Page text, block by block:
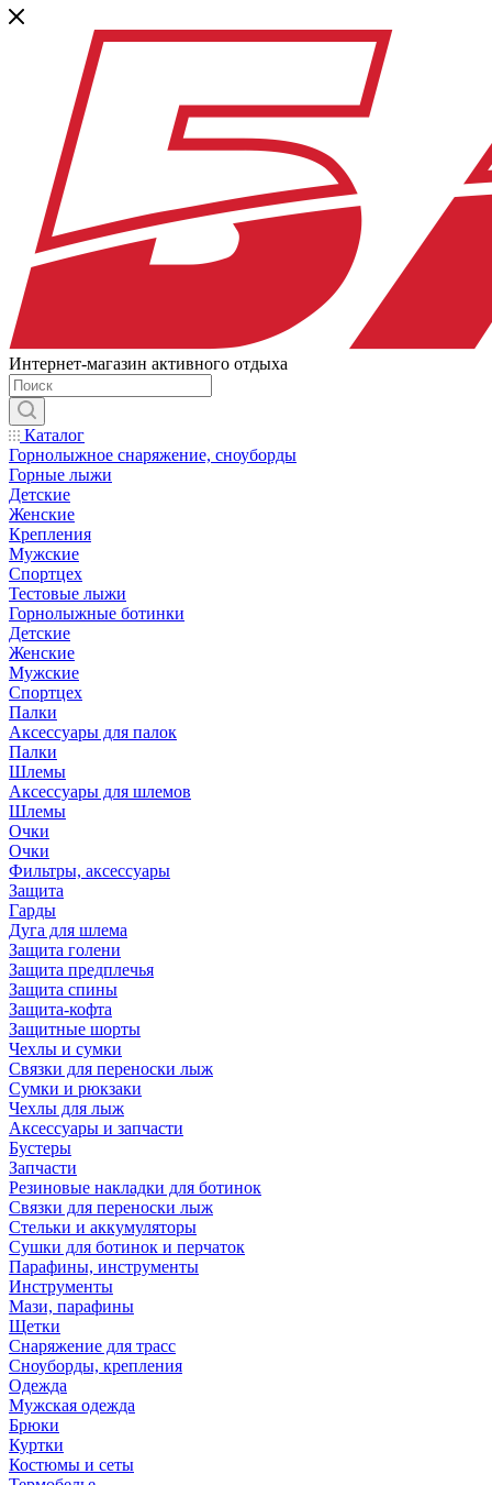
Интернет-магазин активного отдыха
Каталог
Горнолыжное снаряжение, сноуборды
Горные лыжи
Детские
Женские
Крепления
Мужские
Спортцех
Тестовые лыжи
Горнолыжные ботинки
Детские
Женские
Мужские
Спортцех
Палки
Аксессуары для палок
Палки
Шлемы
Аксессуары для шлемов
Шлемы
Очки
Очки
Фильтры, аксессуары
Защита
Гарды
Дуга для шлема
Защита голени
Защита предплечья
Защита спины
Защита-кофта
Защитные шорты
Чехлы и сумки
Связки для переноски лыж
Сумки и рюкзаки
Чехлы для лыж
Аксессуары и запчасти
Бустеры
Запчасти
Резиновые накладки для ботинок
Связки для переноски лыж
Стельки и аккумуляторы
Сушки для ботинок и перчаток
Парафины, инструменты
Инструменты
Мази, парафины
Щетки
Снаряжение для трасс
Сноуборды, крепления
Одежда
Мужская одежда
Брюки
Куртки
Костюмы и сеты